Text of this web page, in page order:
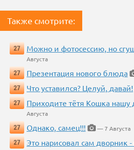
Также смотрите:
27 Можно и фотосессию, но
Августа
27
Презентация нового блюда
27
Что уставился? Целуй, давай!
27
Приходите тётя Кошка нашу
Августа
27
Однако, самец!!!
— 7 Августа
27
Это нарисовал сам дворник